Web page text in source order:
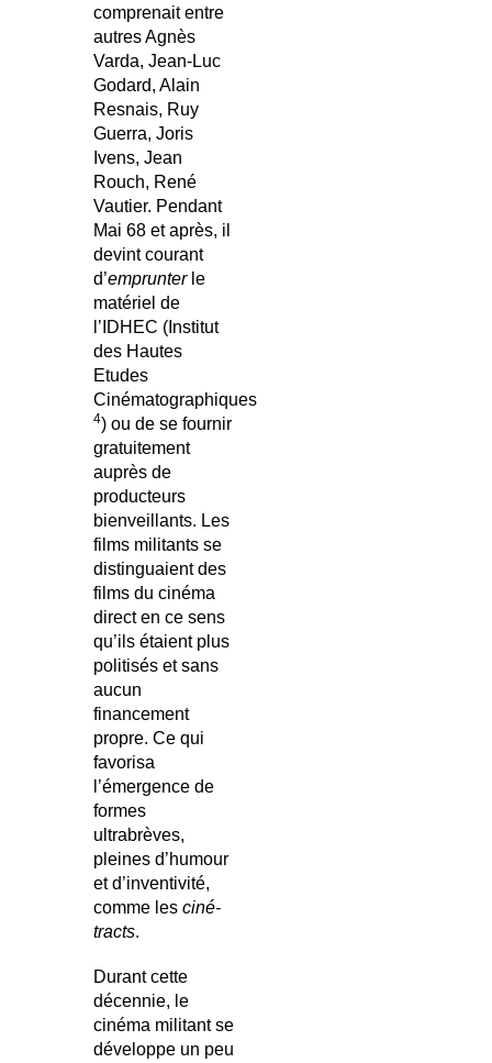
comprenait entre
autres Agnès
Varda, Jean-Luc
Godard, Alain
Resnais, Ruy
Guerra, Joris
Ivens, Jean
Rouch, René
Vautier. Pendant
Mai 68 et après, il
devint courant
d’emprunter le
matériel de
l’IDHEC (Institut
des Hautes
Etudes
Cinématographiques
4) ou de se fournir
gratuitement
auprès de
producteurs
bienveillants. Les
films militants se
distinguaient des
films du cinéma
direct en ce sens
qu’ils étaient plus
politisés et sans
aucun
financement
propre. Ce qui
favorisa
l’émergence de
formes
ultrabrèves,
pleines d’humour
et d’inventivité,
comme les ciné-
tracts.
Durant cette
décennie, le
cinéma militant se
développe un peu